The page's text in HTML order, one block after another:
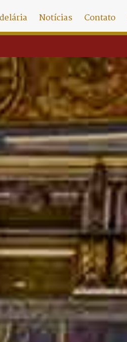
Notícias Contato